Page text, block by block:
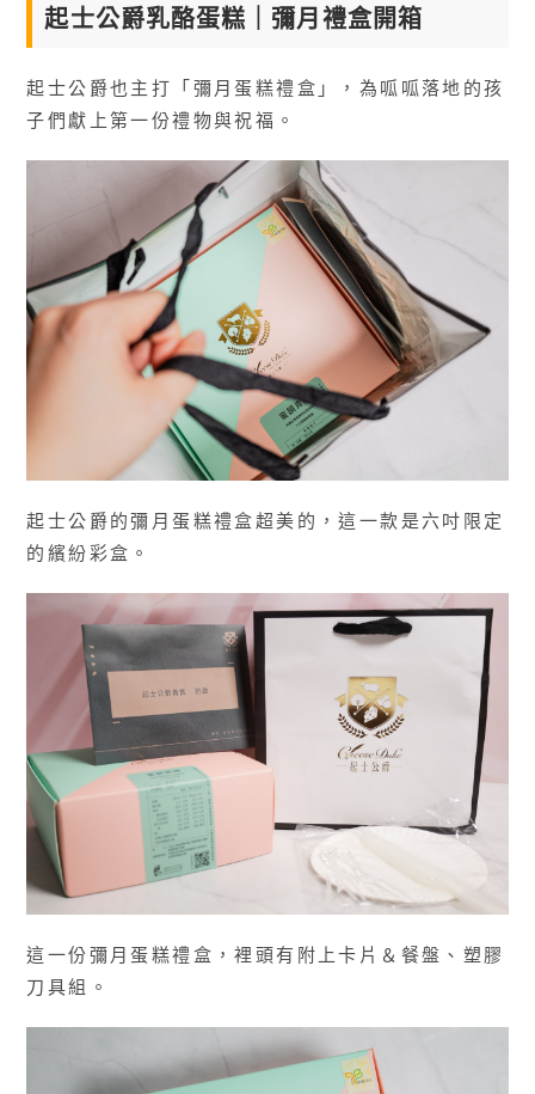
起士公爵乳酪蛋糕｜彌月禮盒開箱
起士公爵也主打「彌月蛋糕禮盒」，為呱呱落地的孩
子們獻上第一份禮物與祝福。
起士公爵的彌月蛋糕禮盒超美的，這一款是六吋限定
的繽紛彩盒。
這一份彌月蛋糕禮盒，裡頭有附上卡片＆餐盤、塑膠
刀具組。